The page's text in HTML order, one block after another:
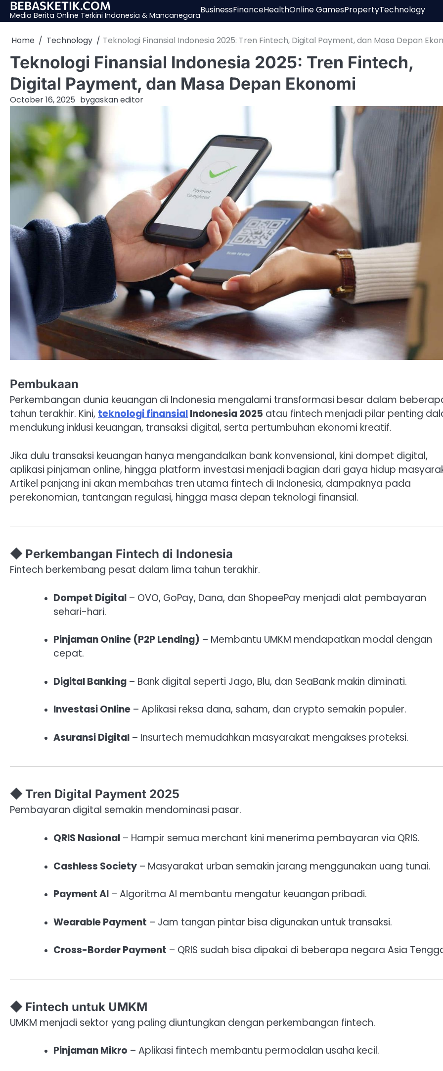
SkipBEBASKETIK.COM
Media Berita Online Terkini Indonesia & Mancanegara
BusinessFinanceHealthOnline GamesPropertyTechnology
Home Technology Teknologi Finansial Indonesia 2025: Tren Fintech, Digital Payment, dan Masa Depan
Teknologi Finansial Indonesia 2025: Tren Fintech,
Digital Payment, dan Masa Depan Ekonomi
October 16, 2025 bygaskan editor
Pembukaan
Perkembangan dunia keuangan di Indonesia mengalami transformasi besar dalam
tahun terakhir. Kini, teknologi finansialIndonesia 2025 atau fintech menjadi pilar penting
mendukung inklusi keuangan, transaksi digital, serta pertumbuhan ekonomi kreatif.
Jika dulu transaksi keuangan hanya mengandalkan bank konvensional, kini dompet digital,
aplikasi pinjaman online, hingga platform investasi menjadi bagian dari gaya hidup
Artikel panjang ini akan membahas tren utama fintech di Indonesia, dampaknya pada
perekonomian, tantangan regulasi, hingga masa depan teknologi finansial.
◆ Perkembangan Fintech di Indonesia
Fintech berkembang pesat dalam lima tahun terakhir.
Dompet Digital – OVO, GoPay, Dana, dan ShopeePay menjadi alat pembayaran
sehari-hari.
Pinjaman Online (P2P Lending) – Membantu UMKM mendapatkan modal dengan
cepat.
Digital Banking – Bank digital seperti Jago, Blu, dan SeaBank makin diminati.
Investasi Online – Aplikasi reksa dana, saham, dan crypto semakin populer.
Asuransi Digital – Insurtech memudahkan masyarakat mengakses proteksi.
◆ Tren Digital Payment 2025
Pembayaran digital semakin mendominasi pasar.
QRIS Nasional – Hampir semua merchant kini menerima pembayaran via QRIS.
Cashless Society – Masyarakat urban semakin jarang menggunakan uang tunai.
Payment AI – Algoritma AI membantu mengatur keuangan pribadi.
Wearable Payment – Jam tangan pintar bisa digunakan untuk transaksi.
Cross-Border Payment – QRIS sudah bisa dipakai di beberapa negara Asia
◆ Fintech untuk UMKM
UMKM menjadi sektor yang paling diuntungkan dengan perkembangan fintech.
Pinjaman Mikro – Aplikasi fintech membantu permodalan usaha kecil.